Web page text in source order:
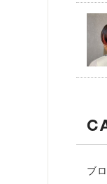
ブ